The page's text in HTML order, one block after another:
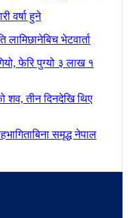
वर्षा हुने
लामिछानेबिच भेटवार्ता
फेरि पुग्यो ३ लाख १
शव, तीन दिनदेखि थिए
समृद्ध नेपाल